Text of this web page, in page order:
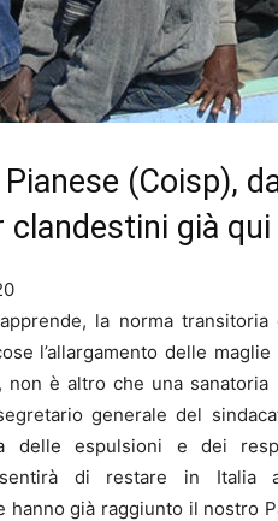
(Coisp),
clandestini già qui
la norma
l’allargamento delle
non è altro che una
generale del
delle espulsioni e dei
di restare in Italia
hanno già raggiunto il nostro